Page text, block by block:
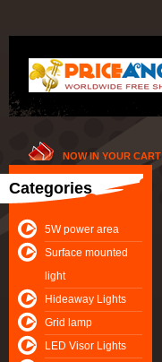
NOW IN YOUR CART
Categories
5W power area
Surface mounted
light
Hideaway Lights
Grid lamp
LED Visor Lights